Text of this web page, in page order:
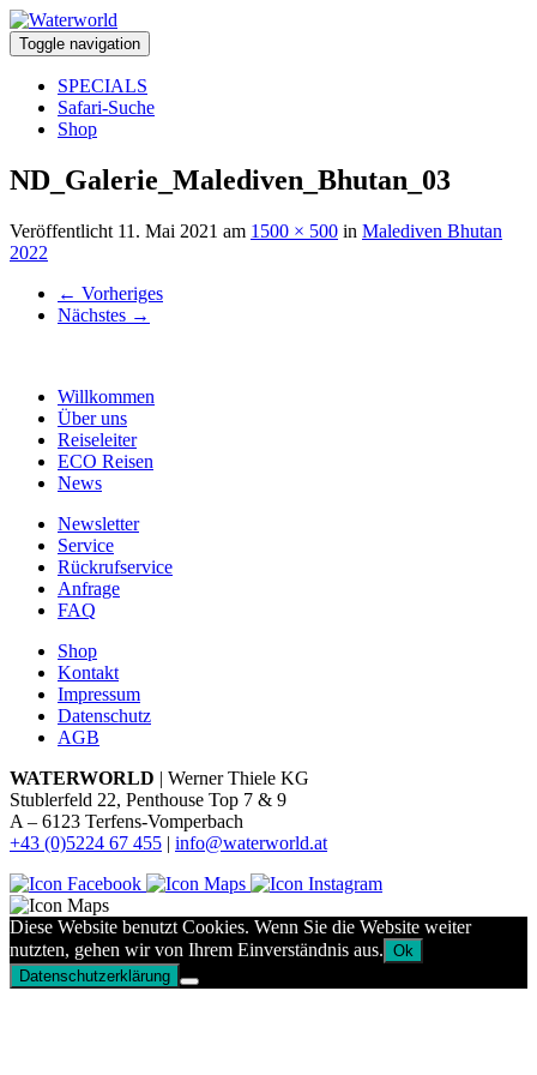
Toggle navigation
SPECIALS
Safari-Suche
Shop
ND_Galerie_Malediven_Bhutan_03
Veröffentlicht 11. Mai 2021 am 1500 × 500 in Malediven Bhutan
2022
← Vorheriges
Nächstes →
Willkommen
Über uns
Reiseleiter
ECO Reisen
News
Newsletter
Service
Rückrufservice
Anfrage
FAQ
Shop
Kontakt
Impressum
Datenschutz
AGB
WATERWORLD | Werner Thiele KG
Stublerfeld 22, Penthouse Top 7 & 9
A – 6123 Terfens-Vomperbach
+43 (0)5224 67 455 | info@waterworld.at
Diese Website benutzt Cookies. Wenn Sie die Website weiter
nutzten, gehen wir von Ihrem Einverständnis aus. Ok
Datenschutzerklärung